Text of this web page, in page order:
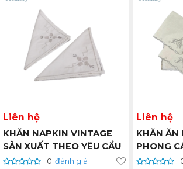
Liên hệ
KHĂN NAPKIN VINTAGE
SẢN XUẤT THEO YÊU CẦU
0 đánh giá
Liên hệ
KHĂN ĂN
PHONG